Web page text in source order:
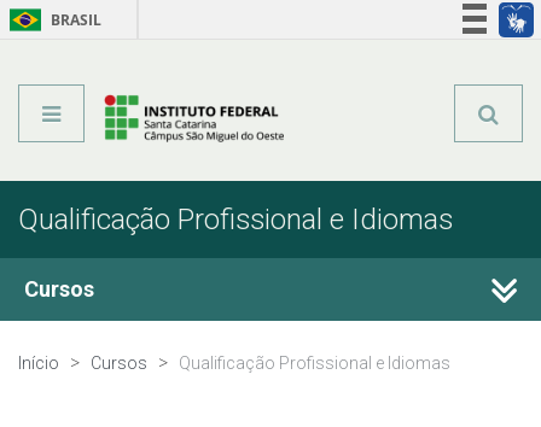
BRASIL
Qualificação Profissional e Idiomas
Cursos
Técnicos Integrados
Início Cursos Qualificação Profissional e Idiomas